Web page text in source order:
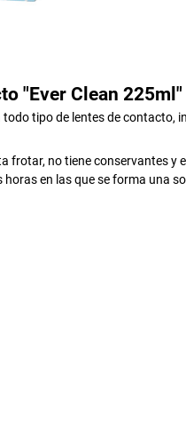
"Ever Clean 225ml"
tipo de lentes de contacto,
frotar, no tiene conservantes y
en las que se forma una